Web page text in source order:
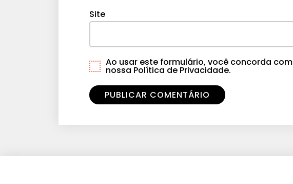
Site
Ao usar este formulário, você concorda com
nossa Política de Privacidade.